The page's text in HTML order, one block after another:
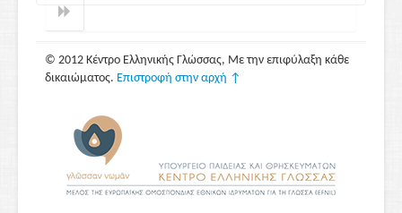
© 2012 Κέντρο Ελληνικής Γλώσσας, Με την επιφύλαξη κάθε
δικαιώματος. Επιστροφή στην αρχή ↑